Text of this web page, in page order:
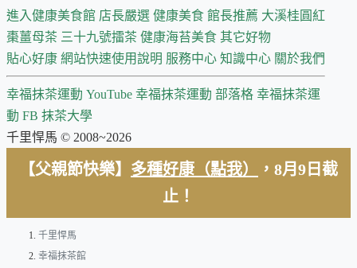
進入健康美食館 店長嚴選 健康美食 館長推薦 大溪桂圓紅
棗薑母茶 三十九號擂茶 健康海苔美食 其它好物
貼心好康 網站快速使用說明 服務中心 知識中心 關於我們
幸福抹茶運動 YouTube 幸福抹茶運動 部落格 幸福抹茶運
動 FB 抹茶大學
千里悍馬 © 2008~2026
【父親節快樂】 多種好康（點我）
，8月9日截
止！
千里悍馬
幸福抹茶館